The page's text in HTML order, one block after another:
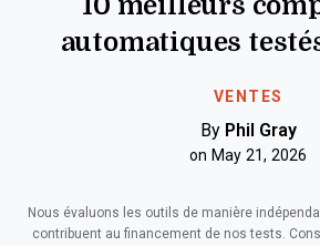
VENTES
automatiques
By Phil Gray
on May 21, 2026
Nous évaluons les outils de manière
contribuent au financement de nos tests.